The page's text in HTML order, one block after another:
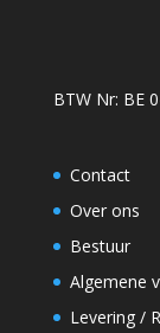
BTW Nr: BE
Contact
Over ons
Bestuur
Algemene
Levering /